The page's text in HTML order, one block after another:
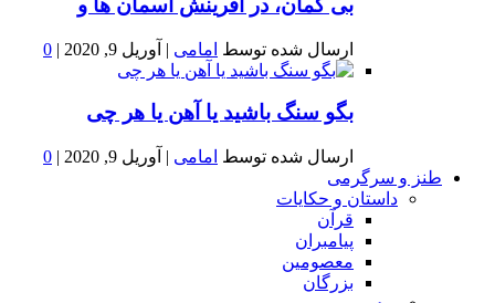
بى گمان، در آفرينش آسمان ها و
ارسال شده توسط امامی | آوریل 9, 2020 |
0
بگو سنگ باشید یا آهن یا هر چی
ارسال شده توسط امامی | آوریل 9, 2020 |
0
طنز و سرگرمی
داستان و حکایات
قرآن
پیامبران
معصومین
بزرگان